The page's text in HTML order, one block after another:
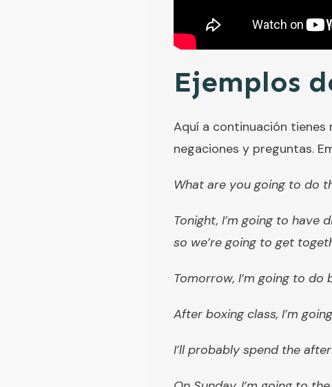
Ejemplos
Aquí a continuación tienes
negaciones y preguntas.
What are you going to do
Tonight, I’m going to
so we’re going to get
Tomorrow, I’m going to
After boxing class, I’m
I’ll probably spend the